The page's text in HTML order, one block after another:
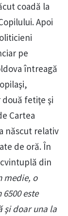
coadă la
Apoi
pe
întreagă
două fetiţe şi
Cartea
născut relativ
de oră. În
din
medie, o
este
şi doar una la